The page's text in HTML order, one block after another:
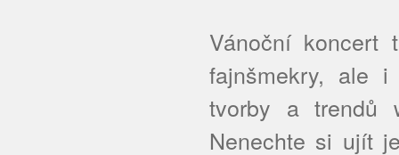
Vánoční koncert
fajnšmekry, ale
tvorby a trendů
Nenechte si ujít